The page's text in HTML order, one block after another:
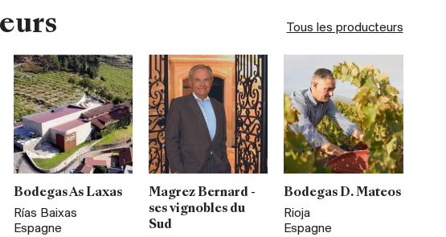
Tous les producteurs
Bodegas As Laxas
Rías Baixas
Espagne
Magrez Bernard -
ses vignobles du
Sud
Bodegas D. Mateos
Rioja
Espagne